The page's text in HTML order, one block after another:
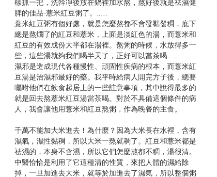
樣抓一把，洗幹凈後放在鍋裡加水熬，熬好後就是祛濕健
脾的佳品-薏米紅豆粥了。……
薏米紅豆粥有個好處，就是怎麼熬都不會發黏發稠，底下
總是熬爛了的紅豆和薏米，上面是淡紅色的湯，而薏米和
紅豆的有效成份大半都在湯裡。熬粥的時候，水放得多一
些，這些湯就夠我們喝半天了，正好可以當茶喝……
濕邪是造成現代各種慢性、頑固性疾病的根本，而薏米紅
豆湯是治濕邪最好的藥。我平時給病人開完方子後，總要
囑咐他們在飲食起居上的一些註意事項，其中說得最多的
就是回去熬薏米紅豆湯當茶喝。對於不具備這個條件的病
人，我會讓他用薏米和紅豆熬粥，作為晚餐的主食。
千萬不能加大米進去！為什麼？因為大米長在水裡，含有
濕氣，濕性黏稠，所以大米一熬就稠了。紅豆和薏米都是
祛濕的，本身不含濕，所以它們怎麼熬都不稠，湯很清。
中醫恰恰是利用了它這種清的性質，來把人體的濕給除
掉，一旦加進去大米，就等於加進去了濕氣，所以整個粥